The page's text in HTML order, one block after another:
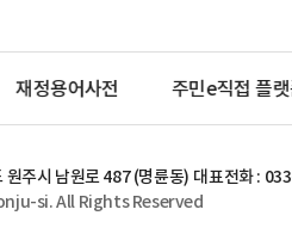
재정용어사전 주민e직접 플
주시 남원로 487 (명륜동) 대표전화 :
si. All Rights Reserved